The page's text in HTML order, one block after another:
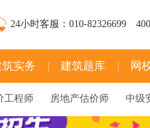
24小时客服：010-82326699
实务 建筑题库 网
工程师 房地产估价师 中级